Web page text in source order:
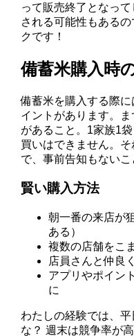
って販売終了となっ
される可能性もある
クです！
備蓄米購入時
備蓄米を購入する際
イントがあります。
があること。1家族1
買いはできません。
で、事前告知もないこ
賢い購入方法
朝一番の来店が
ある）
複数の店舗をこ
店員さんと仲良
アプリやポイン
に
わたしの経験では、
な？ 週末は競争率が